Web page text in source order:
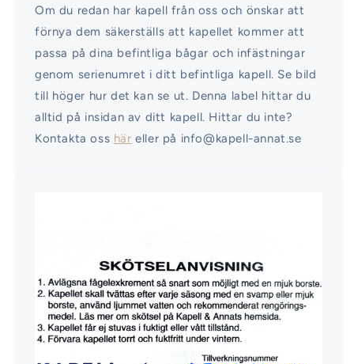
Om du redan har kapell från oss och önskar att
förnya dem säkerställs att kapellet kommer att
passa på dina befintliga bågar och infästningar
genom serienumret i ditt befintliga kapell. Se bild
till höger hur det kan se ut. Denna label hittar du
alltid på insidan av ditt kapell. Hittar du inte?
Kontakta oss här eller på info@kapell-annat.se